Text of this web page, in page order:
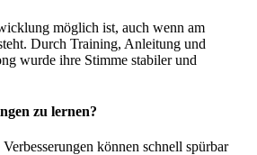
möglich ist, auch wenn am
Durch Training, Anleitung und
wurde ihre Stimme stabiler und
zu lernen?
können schnell spürbar